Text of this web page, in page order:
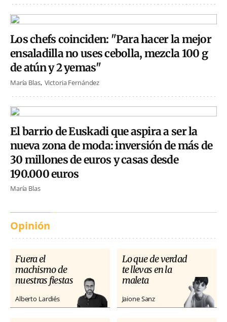
Los chefs coinciden: "Para hacer la mejor
ensaladilla no uses cebolla, mezcla 100 g
de atún y 2 yemas"
María Blas Victoria Fernández
El barrio de Euskadi que aspira a ser la
nueva zona de moda: inversión de más de
30 millones de euros y casas desde
190.000 euros
María Blas
Opinión
Fuera el
machismo de
nuestras fiestas
Alberto Lardiés
Lo que de verdad
te llevas en la
maleta
Jaione Sanz